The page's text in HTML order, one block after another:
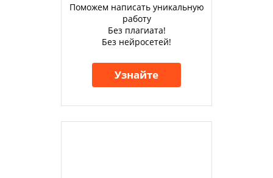
Поможем написать уникальную
работу
Без плагиата!
Без нейросетей!
Узнайте